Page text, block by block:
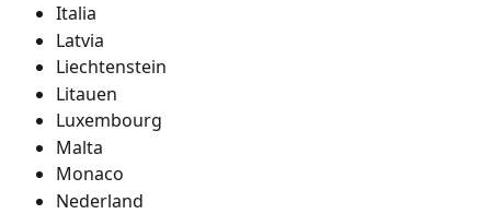
Italia
Latvia
Liechtenstein
Litauen
Luxembourg
Malta
Monaco
Nederland